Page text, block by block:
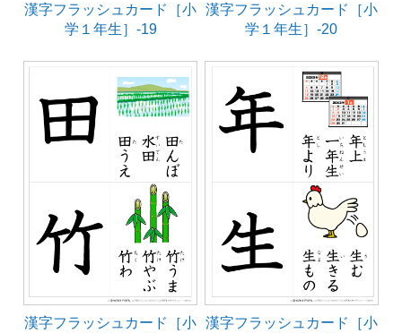
漢字フラッシュカード［小
学１年生］-19
漢字フラッシュカード［小
学１年生］-20
漢字フラッシュカード［小 漢字フラッシュカード［小